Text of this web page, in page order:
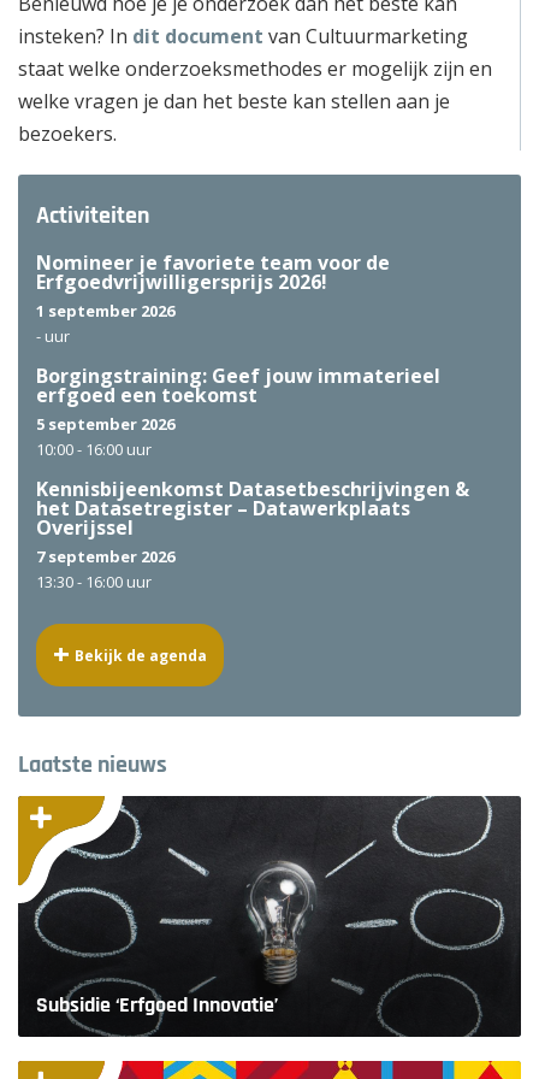
insteken? In dit document van Cultuurmarketing
staat welke onderzoeksmethodes er mogelijk zijn en
welke vragen je dan het beste kan stellen aan je
bezoekers.
Activiteiten
Nomineer je favoriete team voor de
Erfgoedvrijwilligersprijs 2026!
1 september 2026
- uur
Borgingstraining: Geef jouw immaterieel
erfgoed een toekomst
5 september 2026
10:00 - 16:00 uur
Kennisbijeenkomst Datasetbeschrijvingen &
het Datasetregister – Datawerkplaats
Overijssel
7 september 2026
13:30 - 16:00 uur
Bekijk de agenda
Laatste nieuws
Subsidie ‘Erfgoed Innovatie’